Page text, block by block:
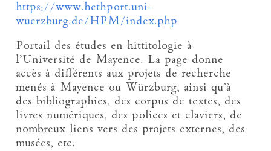
https://www.hethport.uni-
wuerzburg.de/HPM/index.php
Portail des études en hittitologie à
l’Université de Mayence. La page donne
accès à différents aux projets de recherche
menés à Mayence ou Würzburg, ainsi qu’à
des bibliographies, des corpus de textes, des
livres numériques, des polices et claviers, de
nombreux liens vers des projets externes, des
musées, etc.